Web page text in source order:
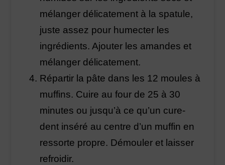
mélanger délicatement à la spatule,
juste assez pour humecter les
ingrédients. Ajouter les amandes et
mélanger délicatement.
Répartir la pâte dans les 12 moules à
muffins. Cuire au four de 25 à 30
minutes ou jusqu’à ce qu’un cure-
dent inséré au centre d’un muffin en
ressorte propre. Démouler et laisser
refroidir.